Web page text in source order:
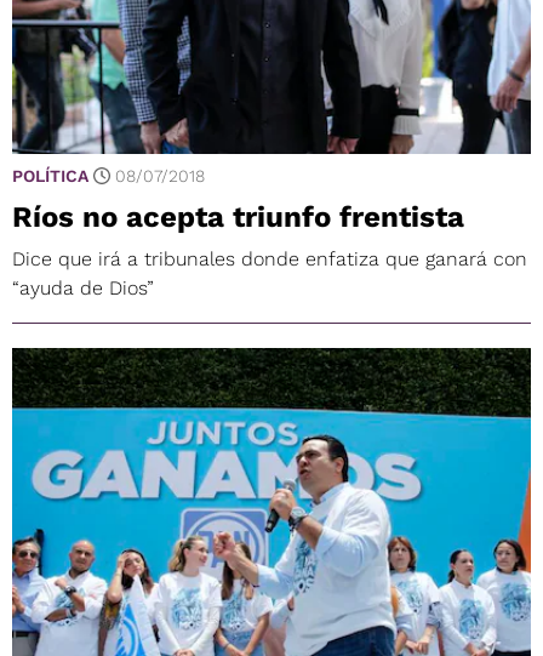
POLÍTICA 08/07/2018
Ríos no acepta triunfo frentista
Dice que irá a tribunales donde enfatiza que ganará con
“ayuda de Dios”